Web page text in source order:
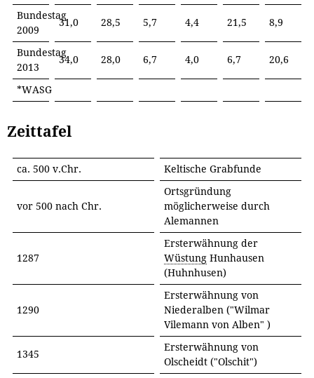
Bundestag
2009
31,0 28,5 5,7 4,4 21,5 8,9
Bundestag
2013
34,0 28,0 6,7 4,0 6,7 20,6
*WASG
Zeittafel
ca. 500 v.Chr. Keltische Grabfunde
vor 500 nach Chr.
Ortsgründung
möglicherweise durch
Alemannen
1287
Ersterwähnung der
WüstungHunhausen
(Huhnhusen)
1290
Ersterwähnung von
Niederalben ("Wilmar
Vilemann von Alben" )
1345
Ersterwähnung von
Olscheidt ("Olschit")